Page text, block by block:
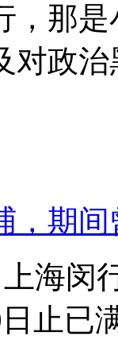
，那
对政
，期
上海
止已